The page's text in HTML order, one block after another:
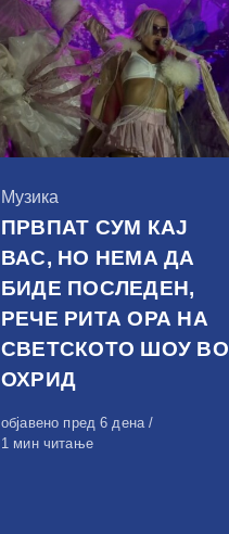
КАтегорија
Музика
ПРВПАТ СУМ КАЈ
ВАС, НО НЕМА ДА
БИДЕ ПОСЛЕДЕН,
РЕЧЕ РИТА ОРА НА
СВЕТСКОТО ШОУ ВО
ОХРИД
Објавено
на
објавено пред 6 дена
1 мин читање